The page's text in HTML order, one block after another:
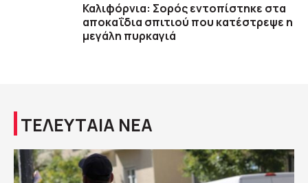
Καλιφόρνια: Σορός εντοπίστηκε στα
αποκαΐδια σπιτιού που κατέστρεψε η
μεγάλη πυρκαγιά
ΤΕΛΕΥΤΑΙΑ ΝΕΑ